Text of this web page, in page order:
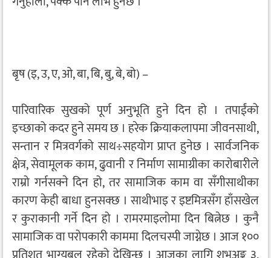
बृष (इ, उ, ए, ओ, बा, बि, बु, बे, बो) –
पारिवारिक सुखको पूर्ण अनुभूति हुने दिन हो । तपाईंको
इच्छाको कदर हुने समय छ । हरेक क्रियाकलापमा जीवनसाथी,
सन्तान र मित्रवर्गको साथ÷सहयोग प्राप्त हुनेछ । सार्वजनिक
क्षेत्र, सेवामूलक काम, ढुवानी र निर्माण सामाग्रीका कारोबारीले
राम्रो गर्नसक्ने दिन हो, तर सामाजिक काम वा सँगीसाथीका
कारण केही बाधा हुनसक्छ । साथीभाइ र इष्टमित्रसँग हाँसखेल
र कुराकानी गर्ने दिन हो । रामरमाइलोमा दिन बित्नेछ । कुनै
सामाजिक वा परोपकारी काममा दिलचस्पी जाग्नेछ । आज १००